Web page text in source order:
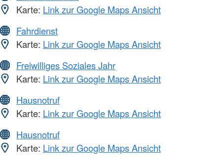
Karte: Link zur Google Maps Ansicht
Fahrdienst
Karte: Link zur Google Maps Ansicht
Freiwilliges Soziales Jahr
Karte: Link zur Google Maps Ansicht
Hausnotruf
Karte: Link zur Google Maps Ansicht
Hausnotruf
Karte: Link zur Google Maps Ansicht